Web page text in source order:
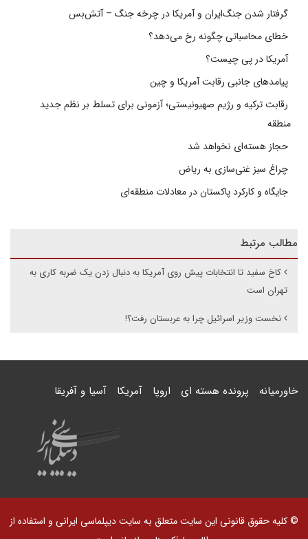
گرفتار شدن جنگ‌ایران و آمریکا در چرخه جنگ – آتش‌بس
خطای محاسباتی چگونه رخ می‌دهد؟
آمریکا در پی چیست؟
پیامدهای جانبی رقابت آمریکا و چین
رقابت ترکیه و رژیم صهیونیستی؛ آزمونی برای تسلط بر نظم جدید
منطقه
حجاز هسته‌ای نخواهد شد
چراغ سبز غنی‌سازی به ریاض
جایگاه و کارکرد پاکستان در معادلات منطقه‌ای
مطالب مرتبط
کاخ سفید تا انتخابات پیش روی آمریکا به دنبال زدن یک ضربه کاری به
تهران است
نخست وزیر اسرائیل چرا به عربستان رفت؟!
خاورمیانه پرونده هسته ای اروپا آمریکا آسیا و آفریقا
© کلیه حقوق قانونی این سایت متعلق به سایت دیپلماسی ایرانی و استفاده از